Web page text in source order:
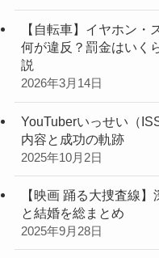
【自転車】イヤホン
何が違反？罰金はいく
説
2026年3月14日
YouTuberいっせい（
内容と成功の軌跡
2025年10月2日
【映画 踊る大捜査線
と結婚を総まとめ
2025年9月28日